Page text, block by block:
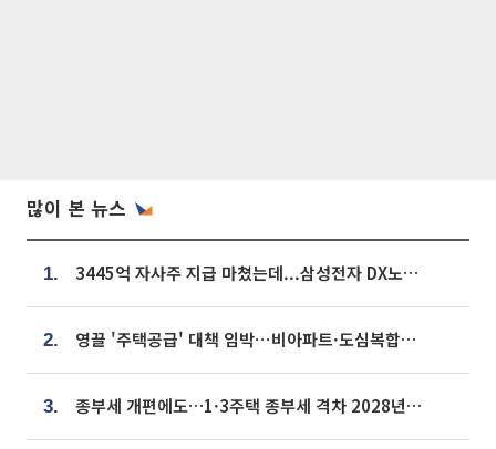
많이 본 뉴스
1. 3445억 자사주 지급 마쳤는데...삼성전자 DX노조, 뒤늦은 '떼쓰기 집회'
2. 영끌 '주택공급' 대책 임박⋯비아파트·도심복합까지 총동원
3. 종부세 개편에도…1·3주택 종부세 격차 2028년부터 확대